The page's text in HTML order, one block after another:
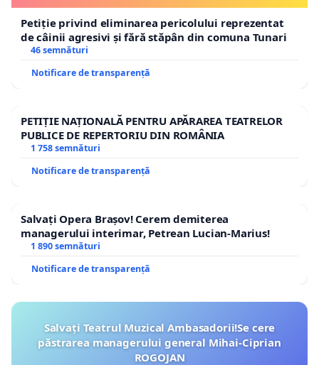
Petiție privind eliminarea pericolului reprezentat
de câinii agresivi și fără stăpân din comuna Tunari
46 semnături
Notificare de transparență
PETIȚIE NAȚIONALĂ PENTRU APĂRAREA TEATRELOR
PUBLICE DE REPERTORIU DIN ROMÂNIA
1 758 semnături
Notificare de transparență
Salvați Opera Brașov! Cerem demiterea
managerului interimar, Petrean Lucian-Marius!
1 890 semnături
Notificare de transparență
Salvați Teatrul Muzical Ambasadorii!Se cere
păstrarea managerului general Mihai-Ciprian
ROGOJAN